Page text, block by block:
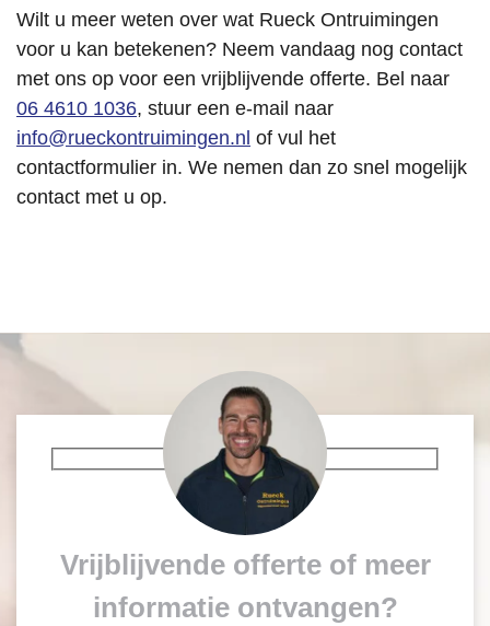
Wilt u meer weten over wat Rueck Ontruimingen
voor u kan betekenen? Neem vandaag nog contact
met ons op voor een vrijblijvende offerte. Bel naar
06 4610 1036, stuur een e-mail naar
info@rueckontruimingen.nl of vul het
contactformulier in. We nemen dan zo snel mogelijk
contact met u op.
Vrijblijvende offerte of meer
informatie ontvangen?